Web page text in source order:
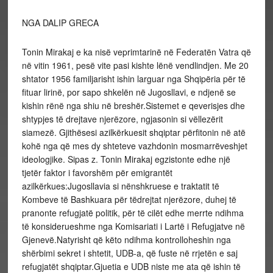
NGA DALIP GRECA
Tonin Mirakaj e ka nisë veprimtarinë në Federatën Vatra që
në vitin 1961, pesë vite pasi kishte lënë vendlindjen. Me 20
shtator 1956 familjarisht ishin larguar nga Shqipëria për të
fituar lirinë, por sapo shkelën në Jugosllavi, e ndjenë se
kishin rënë nga shiu në breshër.Sistemet e qeverisjes dhe
shtypjes të drejtave njerëzore, ngjasonin si vëllezërit
siamezë. Gjithësesi azilkërkuesit shqiptar përfitonin në atë
kohë nga që mes dy shteteve vazhdonin mosmarrëveshjet
ideologjike. Sipas z. Tonin Mirakaj egzistonte edhe një
tjetër faktor i favorshëm për emigrantët
azilkërkues:Jugosllavia si nënshkruese e traktatit të
Kombeve të Bashkuara për tëdrejtat njerëzore, duhej të
pranonte refugjatë politik, për të cilët edhe merrte ndihma
të konsiderueshme nga Komisariati i Lartë i Refugjatve në
Gjenevë.Natyrisht që këto ndihma kontrolloheshin nga
shërbimi sekret i shtetit, UDB-a, që fuste në rrjetën e saj
refugjatët shqiptar.Gjuetia e UDB niste me ata që ishin të